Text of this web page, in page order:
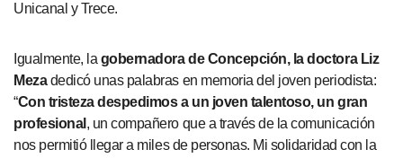
Unicanal y Trece.
Igualmente, la gobernadora de Concepción, la doctora Liz
Mezadedicó unas palabras en memoria del joven periodista:
“Con tristeza despedimos a un joven talentoso, un gran
profesional , un compañero que a través de la comunicación
nos permitió llegar a miles de personas. Mi solidaridad con la